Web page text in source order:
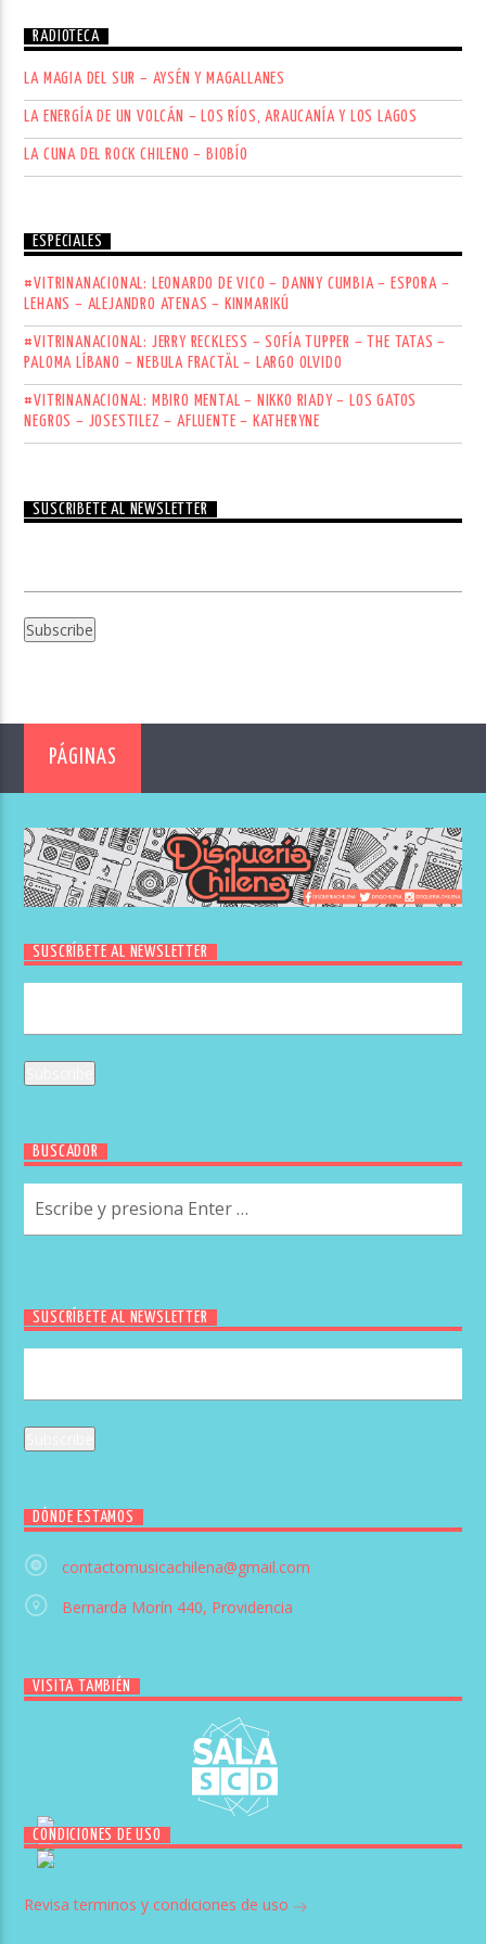
RADIOTECA
LA MAGIA DEL SUR – AYSÉN Y MAGALLANES
LA ENERGÍA DE UN VOLCÁN – LOS RÍOS, ARAUCANÍA Y LOS LAGOS
LA CUNA DEL ROCK CHILENO – BIOBÍO
ESPECIALES
#VITRINANACIONAL: LEONARDO DE VICO – DANNY CUMBIA – ESPORA –
LEHANS – ALEJANDRO ATENAS – KINMARIKÚ
#VITRINANACIONAL: JERRY RECKLESS – SOFÍA TUPPER – THE TATAS –
PALOMA LÍBANO – NEBULA FRACTÄL – LARGO OLVIDO
#VITRINANACIONAL: MBIRO MENTAL – NIKKO RIADY – LOS GATOS
NEGROS – JOSESTILEZ – AFLUENTE – KATHERYNE
SUSCRÍBETE AL NEWSLETTER
PÁGINAS
SUSCRÍBETE AL NEWSLETTER
BUSCADOR
SUSCRÍBETE AL NEWSLETTER
DÓNDE ESTAMOS
contactomusicachilena@gmail.com
Bernarda Morín 440, Providencia
VISITA TAMBIÉN
CONDICIONES DE USO
Revisa terminos y condiciones de uso